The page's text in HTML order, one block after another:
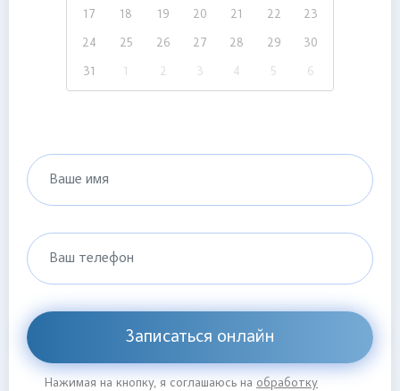
17 18 19 20 21 22 23
24 25 26 27 28 29 30
31 1 2 3 4 5 6
Ваше имя
Ваш телефон
Записаться онлайн
Нажимая на кнопку, я соглашаюсь на обработку